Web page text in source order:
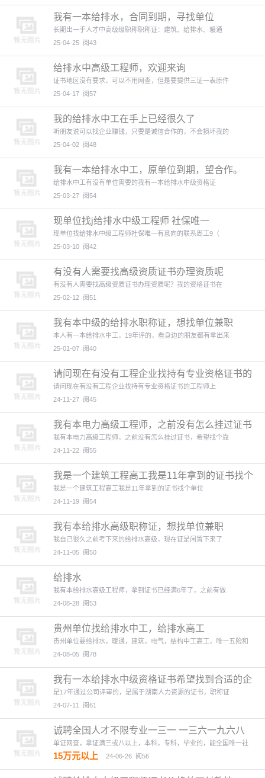
我有一本给排水，合同到期，寻找单位
长期出一手人才中高级级职称职称证：建筑、给排水、暖通
25-04-25 阅43
给排水中高级工程师，欢迎来询
证书地区没有要求，可以不用网查，但是要提供三证一表原件
25-04-17 阅57
我的给排水中工在手上已经很久了
听朋友说可以找企业赚钱，只要是诚信合作的，不会损坏我的
25-04-02 阅48
我有一本给排水中工，原单位到期，望合作。
给排水中工有没有单位需要的我有一本给排水中级资格证
25-03-27 阅54
现单位找j给排水中级工程师 社保唯一
现单位找给排水中级工程师社保唯一有意向的联系周工9（
25-03-10 阅42
有没有人需要找高级资质证书办理资质呢
有没有人需要找高级资质证书办理资质呢？我的资格证书在
25-02-12 阅51
我有本中级的给排水职称证，想找单位兼职
本人有一本给排水中工，19年评的，看身边的朋友都有拿出来
25-01-07 阅40
请问现在有没有工程企业找持有专业资格证书的
工程师上班
请问现在有没有工程企业找持有专业资格证书的工程师上
24-11-27 阅45
我有本电力高级工程师，之前没有怎么挂过证书
111
我有本电力高级工程师，之前没有怎么挂过证书，希望找个靠
24-11-22 阅55
我是一个建筑工程高工我是11年拿到的证书找个
单位
我是一个建筑工程高工我是11年拿到的证书找个单位
24-11-19 阅54
我有本给排水高级职称证，想找单位兼职
我自己很久之前考下来的给排水高级，现在证是闲置下来了
24-11-05 阅50
给排水
我有本给排水高级工程师，拿到证书已经满6年了，之前有做
24-08-28 阅53
贵州单位找给排水中工，给排水高工
贵州单位要给排水，暖通，建筑，电气，结构中工高工，唯一五险和
24-08-05 阅78
我有一本给排水中级资格证书希望找到合适的企
业挂靠
是17年通过公司评审的，是属于湖南人力资源的证书，职称证
24-07-11
阅61
诚聘全国人才不限专业一三一 一三六一九六八
三
单证网查，拿证满三或八以上，本科，专科，毕业的，能全国唯一社
15万元以上 24-06-26 阅56